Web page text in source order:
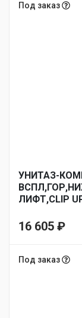
Под заказ
УНИТАЗ-
ЛИФТ,CLIP
16 605 ₽
Под заказ